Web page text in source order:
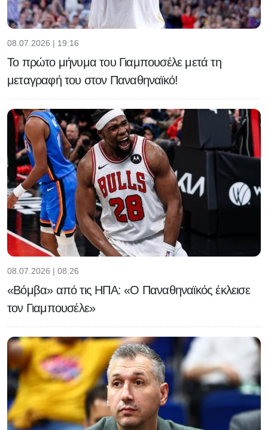
08.07.2026 | 19:16
Το πρώτο μήνυμα του Γιαμπουσέλε μετά τη
μεταγραφή του στον Παναθηναϊκό!
08.07.2026 | 08:26
«Βόμβα» από τις ΗΠΑ: «Ο Παναθηναϊκός έκλεισε
τον Γιαμπουσέλε»